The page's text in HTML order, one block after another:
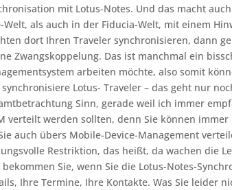
mit Lotus-Notes. Und das macht
Welt, als auch in der Fiducia-Welt, mit einem
dort Ihren Traveler synchronisieren, dann
Zwangskoppelung. Das ist manchmal ein
arbeiten möchte, also somit
Lotus- Traveler – das geht nur
Sinn, gerade weil ich immer
verteilt werden sollten, denn Sie können
auch übers Mobile-Device-Management
Restriktion, das heißt, da wachen die
bekommen Sie, wenn Sie die Lotus-Notes-
Ihre Termine, Ihre Kontakte. Was Sie leider